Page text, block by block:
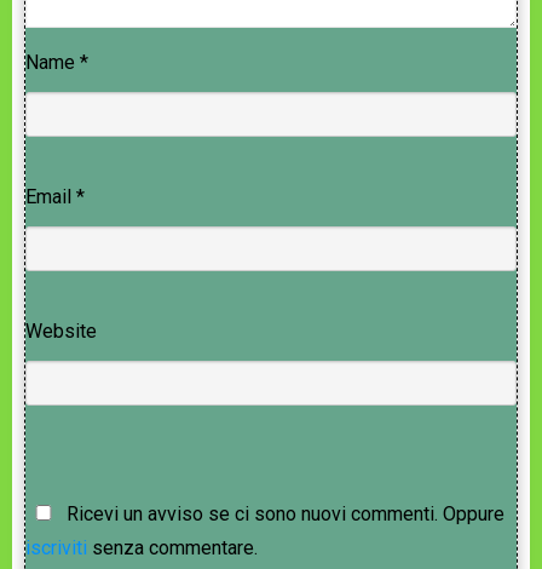
Name *
Email *
Website
Ricevi un avviso se ci sono nuovi commenti. Oppure
iscriviti senza commentare.